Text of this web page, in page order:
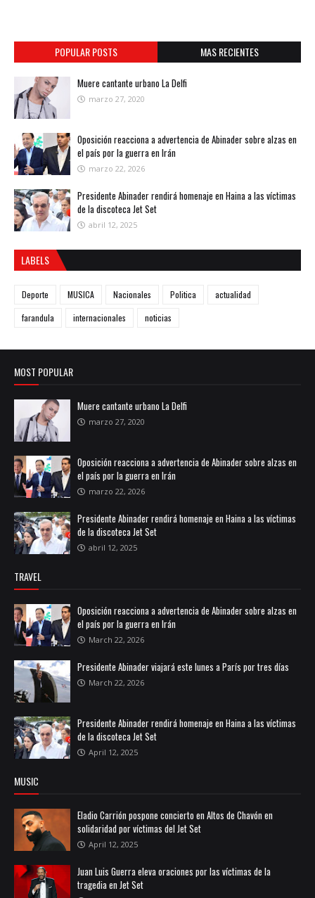
POPULAR POSTS MAS RECIENTES
Muere cantante urbano La Delfi
marzo 27, 2020
Oposición reacciona a advertencia de Abinader sobre alzas en
el país por la guerra en Irán
marzo 22, 2026
Presidente Abinader rendirá homenaje en Haina a las víctimas
de la discoteca Jet Set
abril 12, 2025
LABELS
Deporte MUSICA Nacionales Politica
actualidad
farandula
internacionales noticias
MOST POPULAR
Muere cantante urbano La Delfi
marzo 27, 2020
Oposición reacciona a advertencia de Abinader sobre alzas en
el país por la guerra en Irán
marzo 22, 2026
Presidente Abinader rendirá homenaje en Haina a las víctimas
de la discoteca Jet Set
abril 12, 2025
TRAVEL
Oposición reacciona a advertencia de Abinader sobre alzas en
el país por la guerra en Irán
March 22, 2026
Presidente Abinader viajará este lunes a París por tres días
March 22, 2026
Presidente Abinader rendirá homenaje en Haina a las víctimas
de la discoteca Jet Set
April 12, 2025
MUSIC
Eladio Carrión pospone concierto en Altos de Chavón en
solidaridad por víctimas del Jet Set
April 12, 2025
Juan Luis Guerra eleva oraciones por las víctimas de la
tragedia en Jet Set